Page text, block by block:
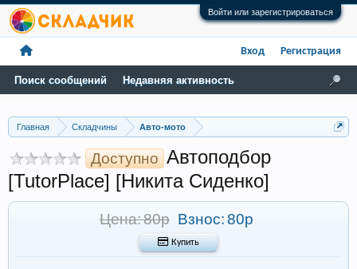
Войти или зарегистрироваться
Главная Складчины Авто-мото
Доступно Автоподбор
[TutorPlace] [Никита Сиденко]
Цена: 80р Взнос:80р
 Купить
Поиск сообщений Недавняя активность
Вход Регистрация